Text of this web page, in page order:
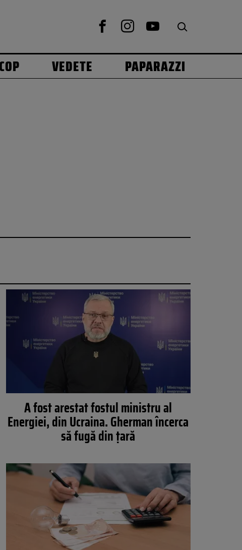
VEDETE PAPARAZZI
A fost arestat fostul ministru al
Energiei, din Ucraina. Gherman încerca
să fugă din țară